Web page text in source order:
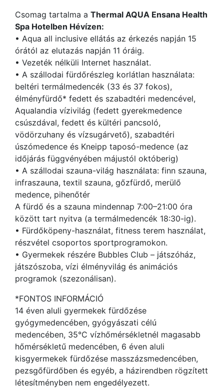
Csomag tartalma a Thermal AQUA Ensana Health
Spa Hotelben Hévízen:
• Aqua all inclusive ellátás az érkezés napján 15
órától az elutazás napján 11 óráig.
• Vezeték nélküli Internet használat.
• A szállodai fürdőrészleg korlátlan használata:
beltéri termálmedencék (33 és 37 fokos),
élményfürdő* fedett és szabadtéri medencével,
Aqualandia vízivilág (fedett gyerekmedence
csúszdával, fedett és kültéri pancsoló,
vödörzuhany és vízsugárvető), szabadtéri
úszómedence és Kneipp taposó-medence (az
időjárás függvényében májustól októberig)
• A szállodai szauna-világ használata: finn szauna,
infraszauna, textil szauna, gőzfürdő, merülő
medence, pihenőtér
A fürdő és a szauna mindennap 7:00–21:00 óra
között tart nyitva (a termálmedencék 18:30-ig).
• Fürdőköpeny-használat, fitness terem használat,
részvétel csoportos sportprogramokon.
• Gyermekek részére Bubbles Club – játszóház,
játszószoba, vízi élményvilág és animációs
programok (szezonálisan).
*FONTOS INFORMÁCIÓ
14 éven aluli gyermekek fürdőzése
gyógymedencében, gyógyászati célú
medencében, 35°C vízhőmérsékletnél magasabb
hőmérsékletű medencében, 6 éven aluli
kisgyermekek fürdőzése masszázsmedencében,
pezsgőfürdőben és egyéb, a házirendben rögzített
létesítményben nem engedélyezett.